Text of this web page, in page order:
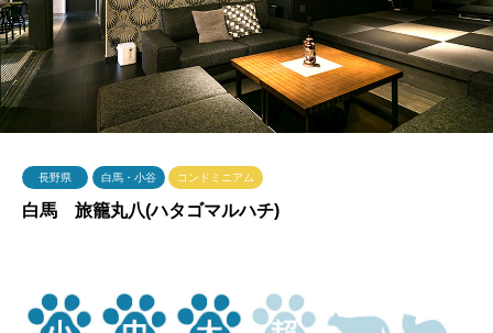
長野県 白馬・小谷 コンドミニアム
白馬 旅籠丸八(ハタゴマルハチ)